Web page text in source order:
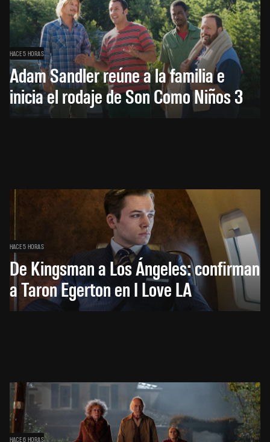
HACE 5 HORAS
Adam Sandler reúne a la familia e
inicia el rodaje de Son Como Niños 3
HACE 5 HORAS
De Kingsman a Los Ángeles: confirman
a Taron Egerton en I Love LA
HACE 6 HORAS